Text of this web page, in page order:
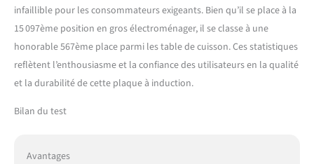
infaillible pour les consommateurs exigeants. Bien qu’il se place à la
15 097ème position en gros électroménager, il se classe à une
honorable 567ème place parmi les table de cuisson. Ces statistiques
reflètent l’enthousiasme et la confiance des utilisateurs en la qualité
et la durabilité de cette plaque à induction.
Bilan du test
Avantages